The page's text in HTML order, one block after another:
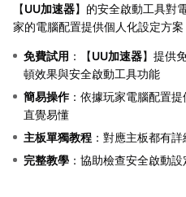
【UU加速器】的安全啟動工具對
家的電腦配置提供個人化設定方
免費試用 ：【UU加速器】提供
頓效果與安全啟動工具功能
簡易操作：依據玩家電腦配置
直覺易懂
主板單獨教程 ：對應主板都有
完整教學 ：協助檢查安全啟動